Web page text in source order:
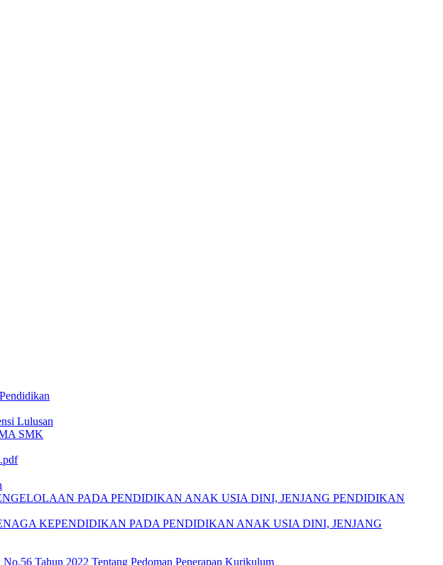
Lulusan
SMK
PADA PENDIDIKAN ANAK USIA DINI, JENJANG PENDIDIKAN
KEPENDIDIKAN PADA PENDIDIKAN ANAK USIA DINI, JENJANG
Tahun 2022 Tentang Pedoman Penerapan Kurikulum